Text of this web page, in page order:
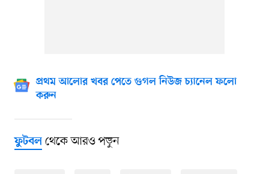
প্রথম আলোর খবর পেতে গুগল নিউজ চ্যানেল ফলো
করুন
ফুটবলথেকে আরও পড়ুন